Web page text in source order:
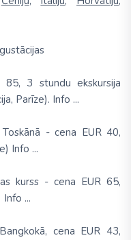
3 stundu ekskursija
Parīze). Info ...
- cena EUR 40,
Info ...
kurss - cena EUR 65,
...
cena EUR 43,